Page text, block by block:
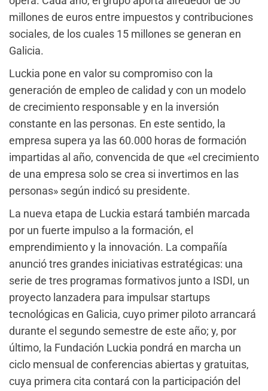
millones de euros entre impuestos y contribuciones
sociales, de los cuales 15 millones se generan en
Galicia.
Luckia pone en valor su compromiso con la
generación de empleo de calidad y con un modelo
de crecimiento responsable y en la inversión
constante en las personas. En este sentido, la
empresa supera ya las 60.000 horas de formación
impartidas al año, convencida de que «el crecimiento
de una empresa solo se crea si invertimos en las
personas» según indicó su presidente.
La nueva etapa de Luckia estará también marcada
por un fuerte impulso a la formación, el
emprendimiento y la innovación. La compañía
anunció tres grandes iniciativas estratégicas: una
serie de tres programas formativos junto a ISDI, un
proyecto lanzadera para impulsar startups
tecnológicas en Galicia, cuyo primer piloto arrancará
durante el segundo semestre de este año; y, por
último, la Fundación Luckia pondrá en marcha un
ciclo mensual de conferencias abiertas y gratuitas,
cuya primera cita contará con la participación del